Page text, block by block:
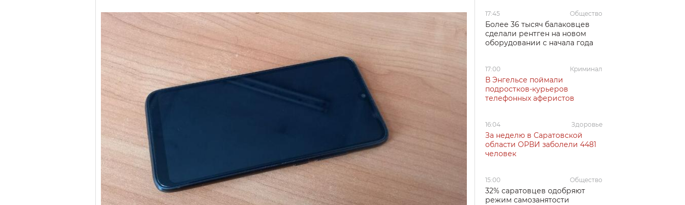
17:45 Общество
Более 36 тысяч балаковцев
сделали рентген на новом
оборудовании с начала года
17:00 Криминал
В Энгельсе поймали
подростков-курьеров
телефонных аферистов
16:04 Здоровье
За неделю в Саратовской
области ОРВИ заболели 4481
человек
15:00 Общество
32% саратовцев одобряют
режим самозанятости